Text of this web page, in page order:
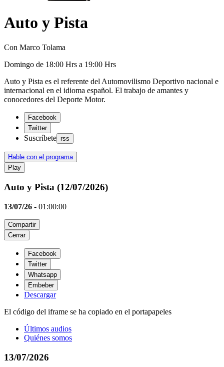
Auto y Pista
Con Marco Tolama
Domingo de 18:00 Hrs a 19:00 Hrs
Auto y Pista es el referente del Automovilismo Deportivo nacional e
internacional en el idioma español. El trabajo de amantes y
conocedores del Deporte Motor.
Facebook
Twitter
Suscríbete rss
Hable con el programa
Play
Auto y Pista (12/07/2026)
13/07/26 - 01:00:00
Compartir
Cerrar
Facebook
Twitter
Whatsapp
Embeber
Descargar
El código del iframe se ha copiado en el portapapeles
Últimos audios
Quiénes somos
13/07/2026